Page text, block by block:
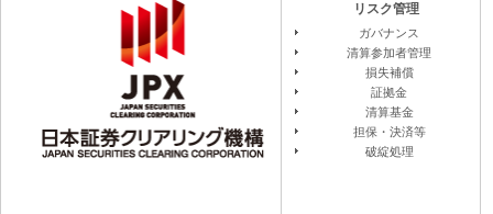
リスク管理
ガバナンス
清算参加者管理
損失補償
証拠金
清算基金
担保・決済等
破綻処理